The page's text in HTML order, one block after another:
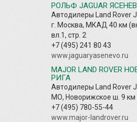
РОЛЬФ JAGUAR
Автодилеры Land Rover
г. Москва, МКАД 40 км
вл.1, стр. 2
+7 (495) 241 80 43
www.jaguaryasenevo.ru
MAJOR LAND ROVER
РИГА
Автодилеры Land Rover
МО, Новорижское ш. 9
+7 (495) 780-55-44
www.major-landrover.ru